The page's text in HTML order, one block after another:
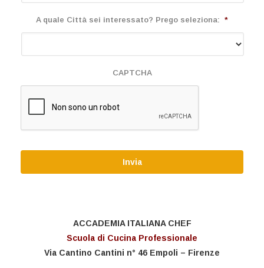
A quale Città sei interessato? Prego seleziona: *
CAPTCHA
ACCADEMIA ITALIANA CHEF
Scuola di Cucina Professionale
Via Cantino Cantini n° 46 Empoli – Firenze